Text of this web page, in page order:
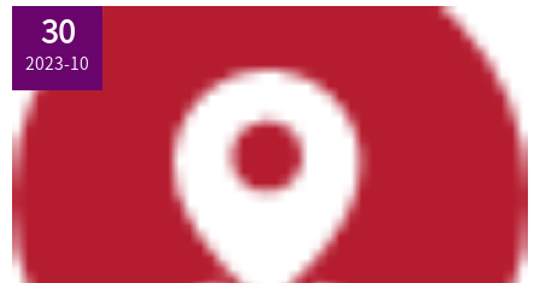
职业发展
DAFI招聘
信息服务
30
2023-10